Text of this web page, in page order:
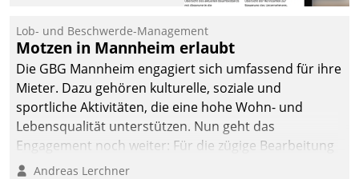
Ressort Kapitalanlage für
künftige Aufgaben und
Herausforderungen
gerüstet.
Lob- und Beschwerde-Management
Motzen in Mannheim erlaubt
Die GBG Mannheim engagiert sich umfassend für ihre
Mieter. Dazu gehören kulturelle, soziale und
sportliche Aktivitäten, die eine hohe Wohn- und
Lebensqualität unterstützen. Nun geht das
Engagement noch weiter: Für die zügige Bearbeitung
von Beschwerden – oder Lob – richtet das
Andreas Lerchner